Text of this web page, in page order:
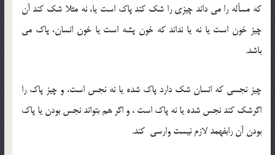
که مسأله را می داند چیزی را شک کند پاک است یا، نه مثلا شک کند آن
چیز خون است یا نه یا نداند که خون پشه است یا خون انسان، پاک می
باشد.
چیز نجسی که انسان شک دارد پاک شده یا نه نجس است، و چیز پاک را
اگرشک کند نجس شده یا نه پاک است ، و اگر هم بتواند نجس بودن یا پاک
بودن آن رابفهمد لازم نیست وارسی کند.